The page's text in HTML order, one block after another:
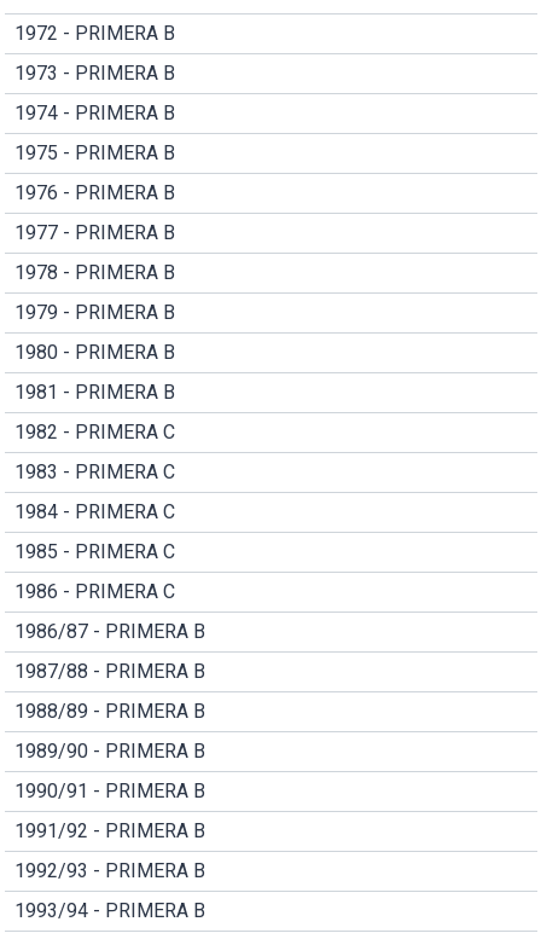
1972 - PRIMERA B
1973 - PRIMERA B
1974 - PRIMERA B
1975 - PRIMERA B
1976 - PRIMERA B
1977 - PRIMERA B
1978 - PRIMERA B
1979 - PRIMERA B
1980 - PRIMERA B
1981 - PRIMERA B
1982 - PRIMERA C
1983 - PRIMERA C
1984 - PRIMERA C
1985 - PRIMERA C
1986 - PRIMERA C
1986/87 - PRIMERA B
1987/88 - PRIMERA B
1988/89 - PRIMERA B
1989/90 - PRIMERA B
1990/91 - PRIMERA B
1991/92 - PRIMERA B
1992/93 - PRIMERA B
1993/94 - PRIMERA B